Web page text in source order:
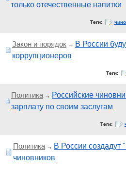
только отечественные напитки
Теги:
Закон и порядок → В России
коррупционеров
Теги:
Политика→ Российские
зарплату по своим заслугам
Теги:
Политика→ В России создадут
чиновников